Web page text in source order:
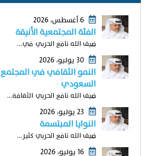
الفئة المجتمعية الأنيقة
ضيف الله نافع الحربي في...
النمو الثقافي في المجتمع
السعودي
ضيف الله نافع الحربي الثقافة...
النوايا المبتسمة
ضيف الله نافع الحربي كثير...